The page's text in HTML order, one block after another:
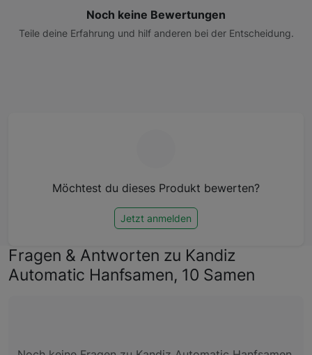
Noch keine Bewertungen
Teile deine Erfahrung und hilf anderen bei der Entscheidung.
Möchtest du dieses Produkt bewerten?
Jetzt anmelden
Fragen & Antworten zu Kandiz
Automatic Hanfsamen, 10 Samen